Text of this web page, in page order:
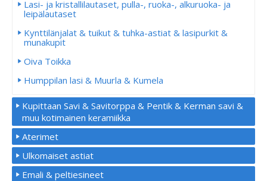
Lasi- ja kristallilautaset, pulla-, ruoka-, alkuruoka- ja
leipälautaset
Kynttilänjalat & tuikut & tuhka-astiat & lasipurkit &
munakupit
Oiva Toikka
Humppilan lasi & Muurla & Kumela
Kupittaan Savi & Savitorppa & Pentik & Kerman savi &
muu kotimainen keramiikka
Aterimet
Ulkomaiset astiat
Emali & peltiesineet